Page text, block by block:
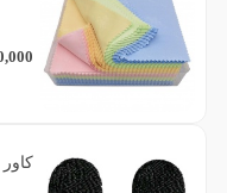
سفید 8